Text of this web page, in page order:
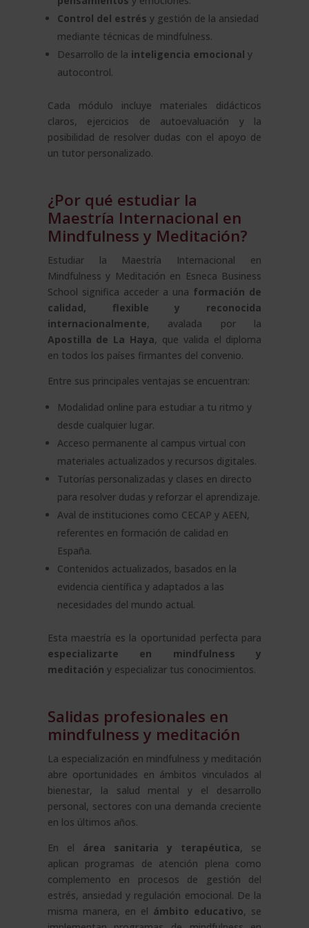
Control del estrés y gestión de la ansiedad
mediante técnicas de mindfulness.
Desarrollo de la inteligencia emocional y
autocontrol.
Cada módulo incluye materiales didácticos
claros, ejercicios de autoevaluación y la
posibilidad de resolver dudas con el apoyo de
un tutor personalizado.
¿Por qué estudiar la
Maestría Internacional en
Mindfulness y Meditación?
Estudiar la Maestría Internacional en
Mindfulness y Meditación en Esneca Business
School significa acceder a una formación de
calidad, flexible y reconocida
internacionalmente, avalada por la
Apostilla de La Haya, que valida el diploma
en todos los países firmantes del convenio.
Entre sus principales ventajas se encuentran:
Modalidad online para estudiar a tu ritmo y
desde cualquier lugar.
Acceso permanente al campus virtual con
materiales actualizados y recursos digitales.
Tutorías personalizadas y clases en directo
para resolver dudas y reforzar el aprendizaje.
Aval de instituciones como CECAP y AEEN,
referentes en formación de calidad en
España.
Contenidos actualizados, basados en la
evidencia científica y adaptados a las
necesidades del mundo actual.
Esta maestría es la oportunidad perfecta para
especializarte en mindfulness y
meditación y especializar tus conocimientos.
Salidas profesionales en
mindfulness y meditación
La especialización en mindfulness y meditación
abre oportunidades en ámbitos vinculados al
bienestar, la salud mental y el desarrollo
personal, sectores con una demanda creciente
en los últimos años.
En el área sanitaria y terapéutica, se
aplican programas de atención plena como
complemento en procesos de gestión del
estrés, ansiedad y regulación emocional. De la
misma manera, en el ámbito educativo, se